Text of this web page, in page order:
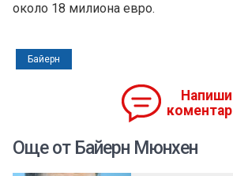
около 18 милиона евро.
Байерн
Напиши
коментар
Още от Байерн Мюнхен